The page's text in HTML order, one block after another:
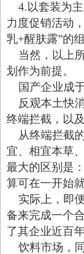
4.以套装为主
力度促销活动
乳+醒肤露”的
当然，以上
划作为前提。
国产企业成
反观本土快
终端拦截，以
从终端拦截
宜、相宜本草
最大的区别是
算可在一开始
实际上，即
备来完成一个
了其企业近百
饮料市场，同